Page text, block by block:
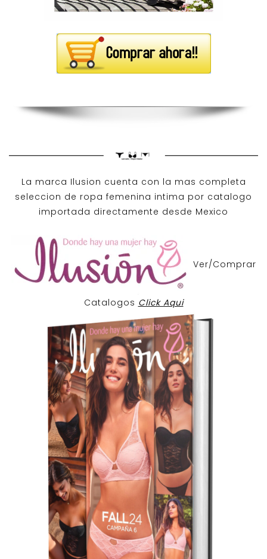
La marca Ilusion cuenta con la mas completa
seleccion de ropa femenina intima por catalogo
importada directamente desde Mexico
Ver/Comprar
Catalogos Click Aqui